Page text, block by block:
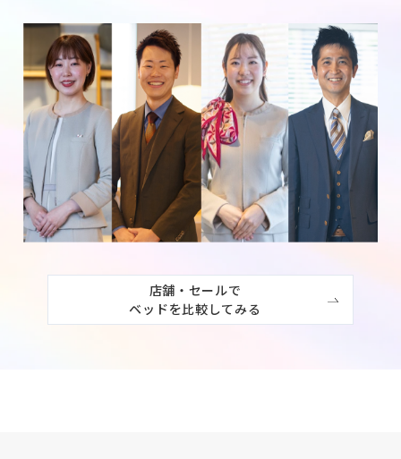
店舗・セールで
ベッドを比較してみる